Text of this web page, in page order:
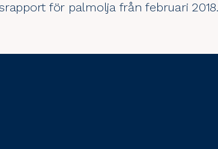
för palmolja frånfebruari 2018.